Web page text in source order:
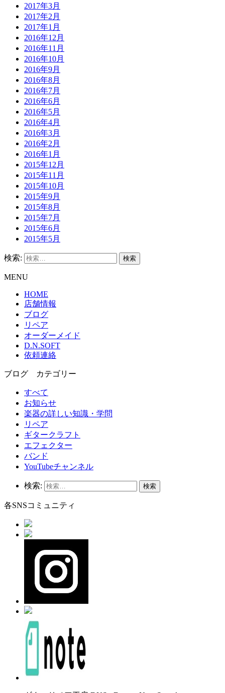
2017年3月
2017年2月
2017年1月
2016年12月
2016年11月
2016年10月
2016年9月
2016年8月
2016年7月
2016年6月
2016年5月
2016年4月
2016年3月
2016年2月
2016年1月
2015年12月
2015年11月
2015年10月
2015年9月
2015年8月
2015年7月
2015年6月
2015年5月
検索:
MENU
HOME
店舗情報
ブログ
リペア
オーダーメイド
D.N.SOFT
依頼連絡
ブログ カテゴリー
すべて
お知らせ
楽器の詳しい知識・学問
リペア
ギタークラフト
エフェクター
バンド
YouTubeチャンネル
検索:
各SNSコミュニティ